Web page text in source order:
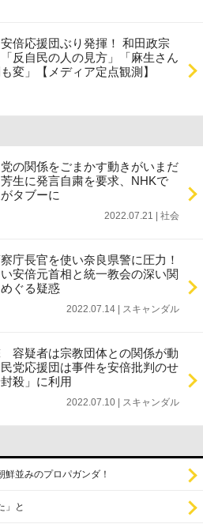
倍応援団ぶり発揮！ 和田政宗
反自民の人の見方」「麻生さん
変」【メディア定点観測】
の関係をごまかす動きがいまだ
生に発言自粛を要求、NHKで
タブーに
2022.07.21 | 社会
庁長官を使い奈良県警に圧力！
安倍元首相と統一教会の深い関
ぐる疑惑
2022.07.14 | スキャンダル
容疑者は宗教団体との関係が動
党応援団は事件を安倍批判のせ
殺」に利用
2022.07.10 | スキャンダル
並みのプロパガンダ！
」と